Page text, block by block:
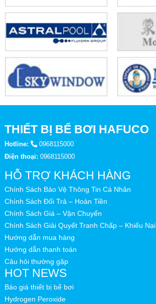
THIẾT BỊ BỂ BƠI HAFUCO
Hotline:
0968115000
Điện thoại: 0968115000
HỖ TRỢ KHÁCH HÀNG
Chính Sách Bảo Vệ Thông Tin Cá Nhân
Chính Sách Đổi Trả – Hoàn Tiền
Chính Sách Giá – Vận Chuyển
Chính Sách Giải Quyết Tranh Chấp – Khiếu Nại
Hướng dẫn mua hàng
Hướng dẫn thanh toán
Câu hỏi thường gặp
HOT NEWS
Báo giá thiết bị bể bơi
Hydrogen Peroxide